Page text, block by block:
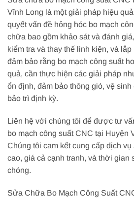
Vĩnh Long là một giải pháp hiệu
quyết vấn đề hỏng hóc bo mạch
chữa bao gồm khảo sát và đánh
kiểm tra và thay thế linh kiện, và
đảm bảo rằng bo mạch công suất
quả, cần thực hiện các giải pháp
ổn định, đảm bảo thông gió, vệ
bảo trì định kỳ.
Liên hệ với chúng tôi để được tư
bo mạch công suất CNC tại Huyện
Chúng tôi cam kết cung cấp dịch
cao, giá cả cạnh tranh, và thời gian
chóng.
Sửa Chữa Bo Mạch Công Suất